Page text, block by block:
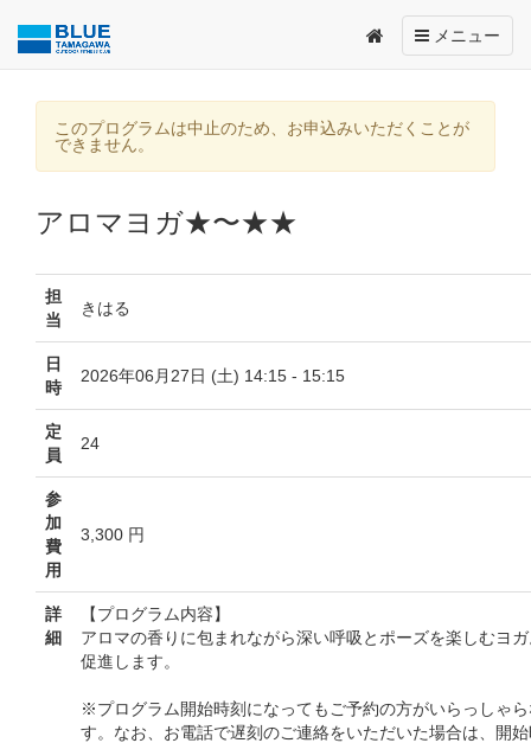
Toggle
navigation
メニュー
このプログラムは中止のため、お申込みいただくことが
できません。
アロマヨガ★〜★★
担
当
きはる
日
時
2026年06月27日 (土) 14:15 - 15:15
定
員
24
参
加
費
用
3,300 円
詳
細
【プログラム内容】
アロマの香りに包まれながら深い呼吸とポーズを楽しむヨ
促進します。
※プログラム開始時刻になってもご予約の方がいらっしゃ
す。なお、お電話で遅刻のご連絡をいただいた場合は、開